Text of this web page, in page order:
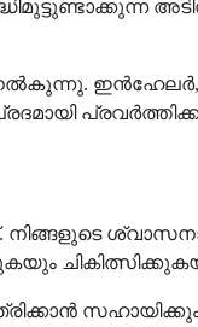
ഇൻഹേലർ,
നിങ്ങളുടെ